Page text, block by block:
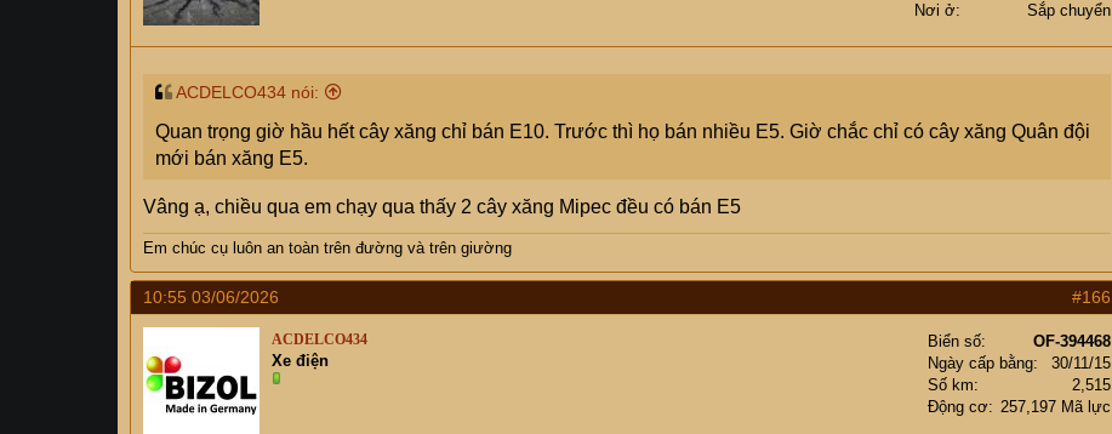
Nơi ở
Sắp chuyển
ACDELCO434 nói:
Quan trọng giờ hầu hết cây xăng chỉ bán E10. Trước thì họ bán nhiều E5. Giờ chắc chỉ có cây xăng Quân đội
mới bán xăng E5.
Vâng ạ, chiều qua em chạy qua thấy 2 cây xăng Mipec đều có bán E5
Em chúc cụ luôn an toàn trên đường và trên giường
10:55 03/06/2026 #166
ACDELCO434
Xe điện
Biển số
OF-394468
Ngày cấp bằng
30/11/15
Số km
2,515
Động cơ
257,197 Mã lực